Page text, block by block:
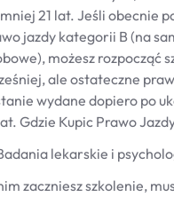
21 lat. Jeśli obecnie
jazdy kategorii B (na
możesz rozpocząć
ale ostateczne
wydane dopiero po
Gdzie Kupic Prawo
lekarskie i
zaczniesz szkolenie,